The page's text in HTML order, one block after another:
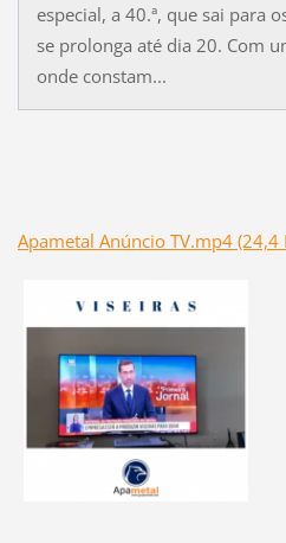
especial, a 40.ª, que sai para
se prolonga até dia 20. Com
onde constam...
Apametal Anúncio TV.mp4 (24,4